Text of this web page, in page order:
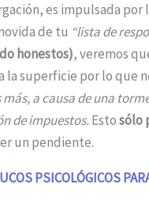
es impulsada por
de tu “lista de
honestos), veremos
la superficie por lo que
más, a causa de una
de impuestos.Estosólo
un pendiente.
PSICOLÓGICOS